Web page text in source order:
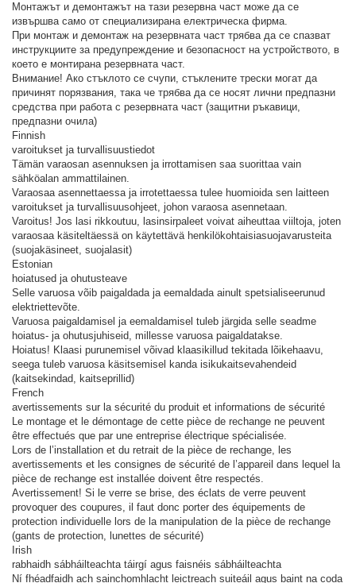
Монтажът и демонтажът на тази резервна част може да се
извършва само от специализирана електрическа фирма.
При монтаж и демонтаж на резервната част трябва да се спазват
инструкциите за предупреждение и безопасност на устройството, в
което е монтирана резервната част.
Внимание! Ако стъклото се счупи, стъклените трески могат да
причинят порязвания, така че трябва да се носят лични предпазни
средства при работа с резервната част (защитни ръкавици,
предпазни очила)
Finnish
varoitukset ja turvallisuustiedot
Tämän varaosan asennuksen ja irrottamisen saa suorittaa vain
sähköalan ammattilainen.
Varaosaa asennettaessa ja irrotettaessa tulee huomioida sen laitteen
varoitukset ja turvallisuusohjeet, johon varaosa asennetaan.
Varoitus! Jos lasi rikkoutuu, lasinsirpaleet voivat aiheuttaa viiltoja, joten
varaosaa käsiteltäessä on käytettävä henkilökohtaisia ​​suojavarusteita
(suojakäsineet, suojalasit)
Estonian
hoiatused ja ohutusteave
Selle varuosa võib paigaldada ja eemaldada ainult spetsialiseerunud
elektriettevõte.
Varuosa paigaldamisel ja eemaldamisel tuleb järgida selle seadme
hoiatus- ja ohutusjuhiseid, millesse varuosa paigaldatakse.
Hoiatus! Klaasi purunemisel võivad klaasikillud tekitada lõikehaavu,
seega tuleb varuosa käsitsemisel kanda isikukaitsevahendeid
(kaitsekindad, kaitseprillid)
French
avertissements sur la sécurité du produit et informations de sécurité
Le montage et le démontage de cette pièce de rechange ne peuvent
être effectués que par une entreprise électrique spécialisée.
Lors de l’installation et du retrait de la pièce de rechange, les
avertissements et les consignes de sécurité de l’appareil dans lequel la
pièce de rechange est installée doivent être respectés.
Avertissement! Si le verre se brise, des éclats de verre peuvent
provoquer des coupures, il faut donc porter des équipements de
protection individuelle lors de la manipulation de la pièce de rechange
(gants de protection, lunettes de sécurité)
Irish
rabhaidh sábháilteachta táirgí agus faisnéis sábháilteachta
Ní fhéadfaidh ach sainchomhlacht leictreach suiteáil agus baint na coda